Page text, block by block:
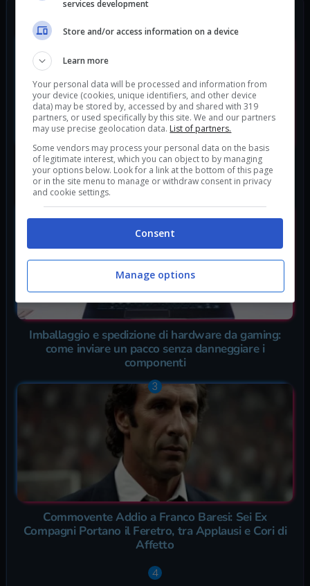
ULTIMI ARTICOLI
Ricky e la sua Prima Vittoria in Barca a Vela:
Un’Avventura Estiva Indimenticabile!
Imballaggio e spedizione di hardware da gaming:
come inviare un pacco senza danneggiare i
componenti
Commovente Addio a Franco Baresi: Sei Ex
Compagni Portano il Feretro, tra Applausi e Cori di
Affetto
services development
Store and/or access information on a device
Learn more
Your personal data will be processed and information from
your device (cookies, unique identifiers, and other device
data) may be stored by, accessed by and shared with 319
partners, or used specifically by this site. We and our partners
may use precise geolocation data. List of partners.
Some vendors may process your personal data on the basis
of legitimate interest, which you can object to by managing
your options below. Look for a link at the bottom of this page
or in the site menu to manage or withdraw consent in privacy
and cookie settings.
Consent
Manage options